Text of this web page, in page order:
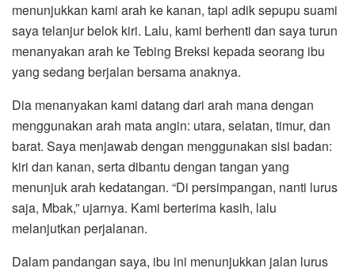
menunjukkan kami arah ke kanan, tapi adik sepupu suami
saya telanjur belok kiri. Lalu, kami berhenti dan saya turun
menanyakan arah ke Tebing Breksi kepada seorang ibu
yang sedang berjalan bersama anaknya.
Dia menanyakan kami datang dari arah mana dengan
menggunakan arah mata angin: utara, selatan, timur, dan
barat. Saya menjawab dengan menggunakan sisi badan:
kiri dan kanan, serta dibantu dengan tangan yang
menunjuk arah kedatangan. “Di persimpangan, nanti lurus
saja, Mbak,” ujarnya. Kami berterima kasih, lalu
melanjutkan perjalanan.
Dalam pandangan saya, ibu ini menunjukkan jalan lurus